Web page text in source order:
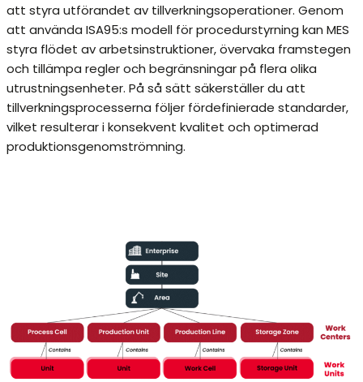
att styra utförandet av tillverkningsoperationer. Genom
att använda ISA95:s modell för procedurstyrning kan MES
styra flödet av arbetsinstruktioner, övervaka framstegen
och tillämpa regler och begränsningar på flera olika
utrustningsenheter. På så sätt säkerställer du att
tillverkningsprocesserna följer fördefinierade standarder,
vilket resulterar i konsekvent kvalitet och optimerad
produktionsgenomströmning.